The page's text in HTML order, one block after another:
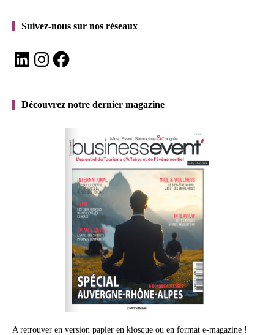
Suivez-nous sur nos réseaux
LinkedInInstagramFacebook
Découvrez notre dernier magazine
A retrouver en version papier en kiosque ou en format e-magazine !